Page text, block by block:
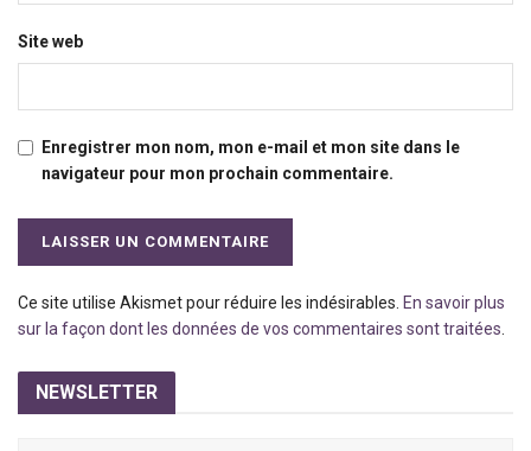
Site web
Enregistrer mon nom, mon e-mail et mon site dans le
navigateur pour mon prochain commentaire.
Ce site utilise Akismet pour réduire les indésirables. En savoir plus
sur la façon dont les données de vos commentaires sont traitées
NEWSLETTER